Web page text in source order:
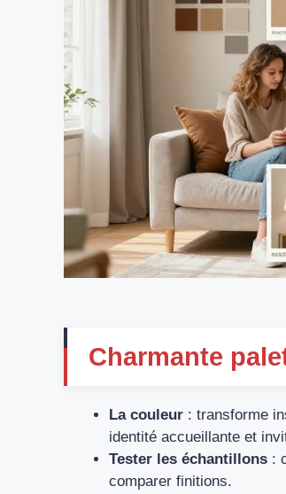
Charmante
La couleur : transforme
identité accueillante et
Tester les échantillons :
comparer finitions.